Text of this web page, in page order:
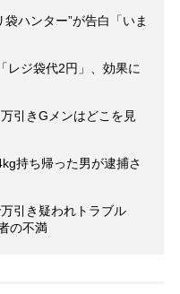
ハンター”が告白「いま
レジ袋代2円」、効果に
引きGメンはどこを見
持ち帰った男が逮捕さ
引き疑われトラブル
の不満